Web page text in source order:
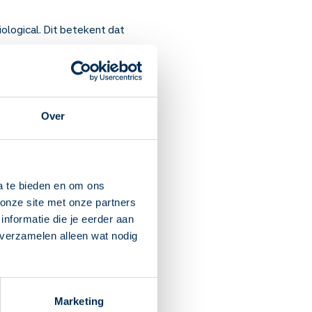
Over
te bieden en om ons
site met onze partners
die je eerder aan
alleen wat nodig
Marketing
Dit betekent dat
injectie vlak onder de
bij koorts altijd
en depressie.
mag gebruiken. Het is